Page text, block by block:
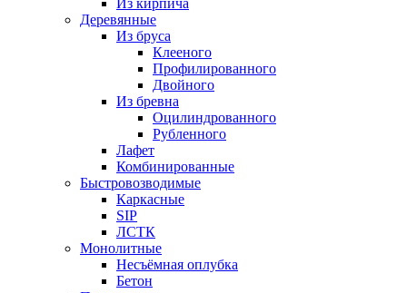
Деревянные
Из бруса
Клееного
Профилированного
Двойного
Из бревна
Оцилиндрованного
Рубленного
Лафет
Комбинированные
Быстровозводимые
Каркасные
SIP
ЛСТК
Монолитные
Несъёмная оплубка
Бетон